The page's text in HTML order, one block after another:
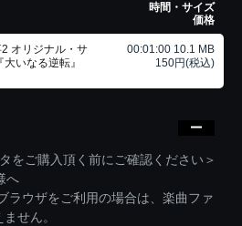
時間・サイズ
価格
2 オリジナル・サ
いなる逆転』
00:01:00 10.1 MB
150円(税込)
ご購入頂く前にご確認ください＞
へ
ラウザをご利用の場合は、楽曲ファ
せん。